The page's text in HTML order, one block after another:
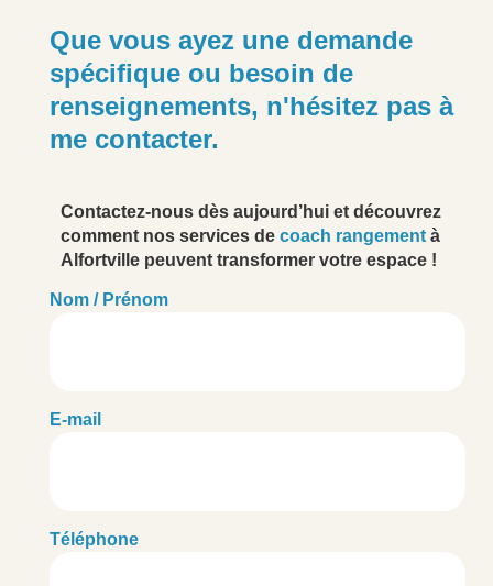
Que vous ayez une demande
spécifique ou besoin de
renseignements, n'hésitez pas à
me contacter.
Contactez-nous dès aujourd’hui et découvrez
comment nos services de coach rangement à
Alfortville peuvent transformer votre espace !
Nom / Prénom
E-mail
Téléphone